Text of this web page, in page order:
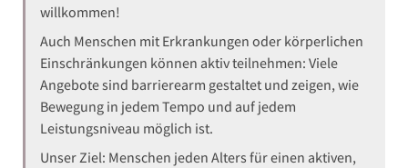
willkommen!
Auch Menschen mit Erkrankungen oder körperlichen
Einschränkungen können aktiv teilnehmen: Viele
Angebote sind barrierearm gestaltet und zeigen, wie
Bewegung in jedem Tempo und auf jedem
Leistungsniveau möglich ist.
Unser Ziel: Menschen jeden Alters für einen aktiven,